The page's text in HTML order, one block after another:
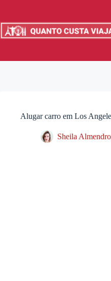
o
conteúdo
Alugar carro em Los
Sheila